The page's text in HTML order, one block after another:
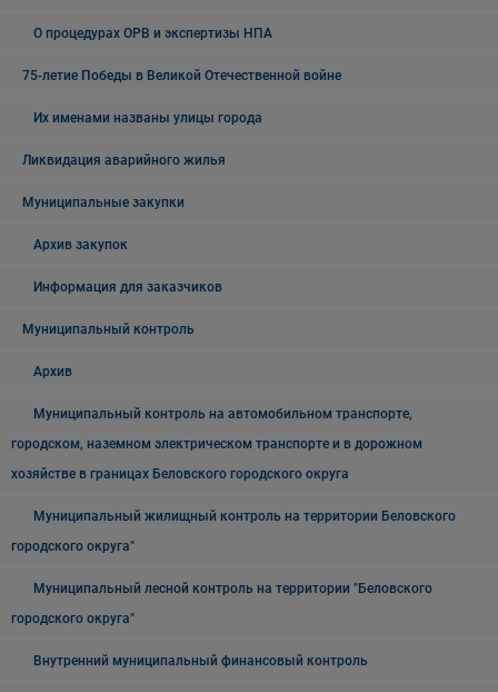
О процедурах ОРВ и экспертизы НПА
75-летие Победы в Великой Отечественной войне
Их именами названы улицы города
Ликвидация аварийного жилья
Муниципальные закупки
Архив закупок
Информация для заказчиков
Муниципальный контроль
Архив
Муниципальный контроль на автомобильном транспорте,
городском, наземном электрическом транспорте и в дорожном
хозяйстве в границах Беловского городского округа
Муниципальный жилищный контроль на территории Беловского
городского округа"
Муниципальный лесной контроль на территории "Беловского
городского округа"
Внутренний муниципальный финансовый контроль